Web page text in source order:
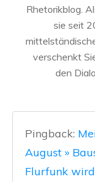
Rhetorikblog.
sie seit
verschenkt
den
Pingback:
August »
Flurfunk wird